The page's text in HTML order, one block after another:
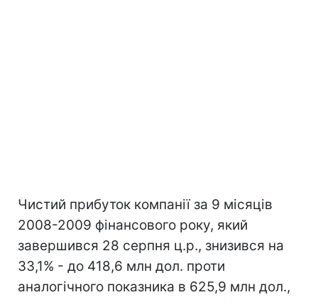
Чистий прибуток компанії за 9 місяців
2008-2009 фінансового року, який
завершився 28 серпня ц.р., знизився на
33,1% - до 418,6 млн дол. проти
аналогічного показника в 625,9 млн дол.,